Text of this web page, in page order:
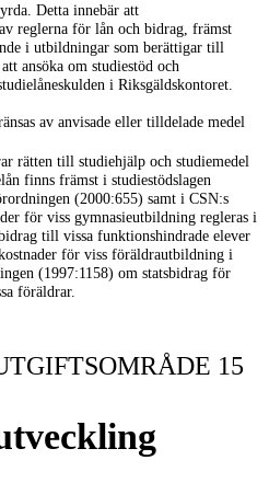
Detta innebär att
reglerna för lån och bidrag, främst
i utbildningar som berättigar till
ansöka om studiestöd och
i Riksgäldskontoret.
av anvisade eller tilldelade medel
rätten till studiehjälp och studiemedel
finns främst i studiestödslagen
(2000:655) samt i CSN:s
för viss gymnasieutbildning regleras i
till vissa funktionshindrade elever
för viss föräldrautbildning i
(1997:1158) om statsbidrag för
föräldrar.
15